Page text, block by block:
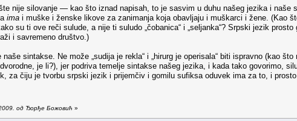
nije silovanje — kao što iznad napisah, to je sasvim u duhu našeg jezika i naše
ima i muške i ženske likove za zanimanja koja obavljaju i muškarci i žene. (Kao
su ti ove reči sulude, a nije ti suludo „čobanica“ i „seljanka“? Srpski jezik
i savremeno društvo.)
sintakse. Ne može „sudija je rekla“ i „hirurg je operisala“ biti ispravno (kao
je li?), jer podriva temelje sintakse našeg jezika, i kada tako govorimo,
za čiju je tvorbu srpski jezik i prijemčiv i gomilu sufiksa oduvek ima za to, i
од Ђорђе Божовић »